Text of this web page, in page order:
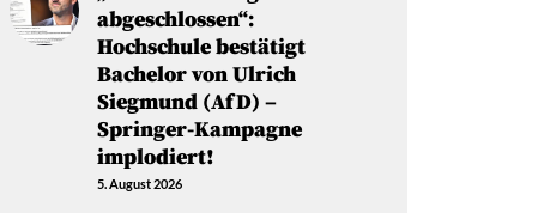
abgeschlossen“:
Hochschule bestätigt
Bachelor von Ulrich
Siegmund (AfD) –
Springer-Kampagne
implodiert!
5. August 2026